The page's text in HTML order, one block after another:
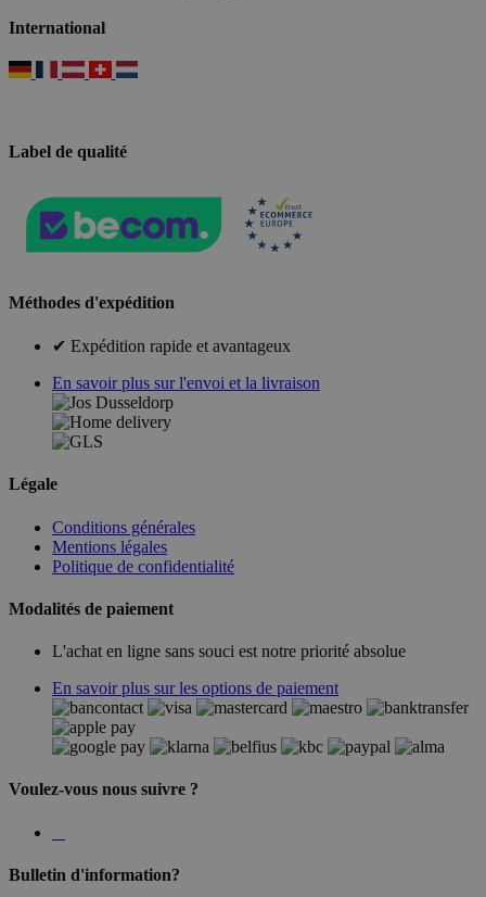
International
Label de qualité
Méthodes d'expédition
✔ Expédition rapide et avantageux
En savoir plus sur l'envoi et la livraison
Légale
Conditions générales
Mentions légales
Politique de confidentialité
Modalités de paiement
L'achat en ligne sans souci est notre priorité absolue
En savoir plus sur les options de paiement
Voulez-vous nous suivre ?
Bulletin d'information?